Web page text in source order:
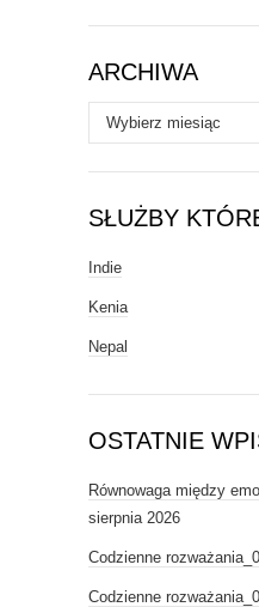
Tematy
ARCHIWA
Archiwa
SŁUŻBY
Indie
Kenia
Nepal
OSTATNIE
Równowaga między
sierpnia 2026
Codzienne
Codzienne